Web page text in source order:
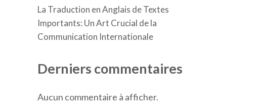
La Traduction en Anglais de Textes
Importants: Un Art Crucial de la
Communication Internationale
Derniers commentaires
Aucun commentaire à afficher.